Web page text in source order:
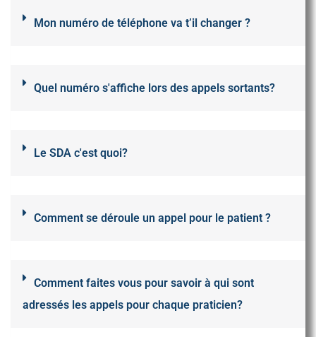
Mon numéro de téléphone va t’il changer ?
Quel numéro s'affiche lors des appels sortants?
Le SDA c'est quoi?
Comment se déroule un appel pour le patient ?
Comment faites vous pour savoir à qui sont
adressés les appels pour chaque praticien?